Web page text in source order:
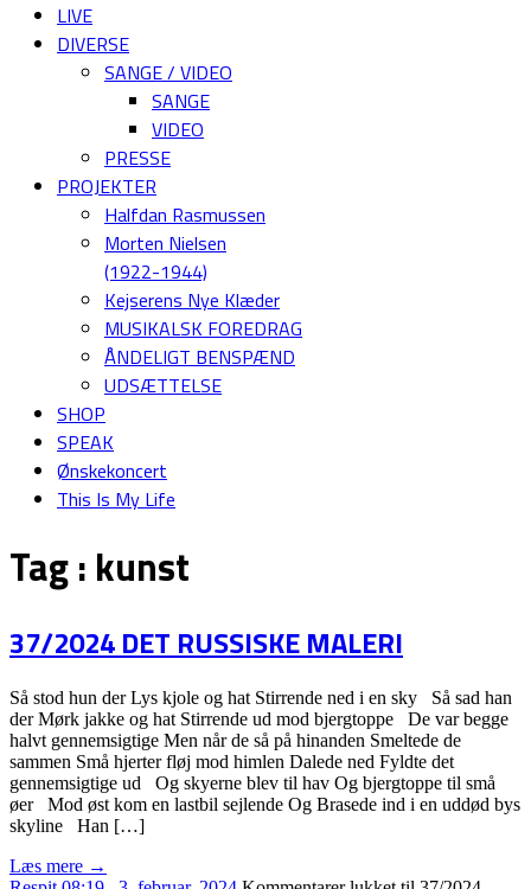
LIVE
DIVERSE
SANGE / VIDEO
SANGE
VIDEO
PRESSE
PROJEKTER
Halfdan Rasmussen
Morten Nielsen
(1922-1944)
Kejserens Nye Klæder
MUSIKALSK FOREDRAG
ÅNDELIGT BENSPÆND
UDSÆTTELSE
SHOP
SPEAK
Ønskekoncert
This Is My Life
Tag : kunst
37/2024 DET RUSSISKE MALERI
Så stod hun der Lys kjole og hat Stirrende ned i en sky Så sad han
der Mørk jakke og hat Stirrende ud mod bjergtoppe De var begge
halvt gennemsigtige Men når de så på hinanden Smeltede de
sammen Små hjerter fløj mod himlen Dalede ned Fyldte det
gennemsigtige ud Og skyerne blev til hav Og bjergtoppe til små
øer Mod øst kom en lastbil sejlende Og Brasede ind i en uddød bys
skyline Han […]
Læs mere →